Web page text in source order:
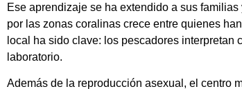
Ese aprendizaje se ha extendido a sus
por las zonas coralinas crece entre quienes
local ha sido clave: los pescadores
laboratorio.
Además de la reproducción asexual, el centro